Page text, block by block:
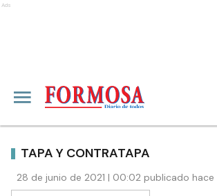
Ads
TAPA Y CONTRATAPA
28 de junio de 2021 | 00:02 publicado hace